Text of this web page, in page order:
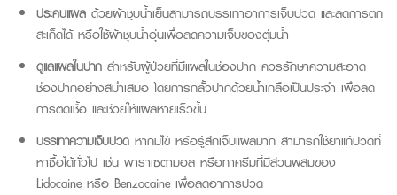
ประคบแผล ด้วยผ้าชุบน้ำเย็นสามารถบรรเทาอาการเจ็บปวด และลดการตก
สะเก็ดได้ หรือใช้ผ้าชุบน้ำอุ่นเพื่อลดความเจ็บของตุ่มน้ำ
ดูแลแผลในปาก สำหรับผู้ป่วยที่มีแผลในช่องปาก ควรรักษาความสะอาด
ช่องปากอย่างสม่ำเสมอ โดยการกลั้วปากด้วยน้ำเกลือเป็นประจำ เพื่อลด
การติดเชื้อ และช่วยให้แผลหายเร็วขึ้น
บรรเทาความเจ็บปวด หากมีไข้ หรือรู้สึกเจ็บแผลมาก สามารถใช้ยาแก้ปวดที่
หาซื้อได้ทั่วไป เช่น พาราเซตามอล หรือทาครีมที่มีส่วนผสมของ
Lidocaineหรือ Benzocaineเพื่อลดอาการปวด